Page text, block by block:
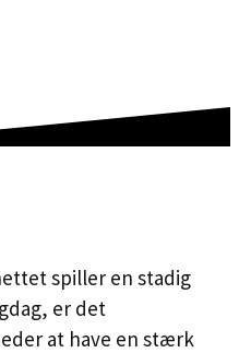
spiller en stadig
er det
at have en stærk